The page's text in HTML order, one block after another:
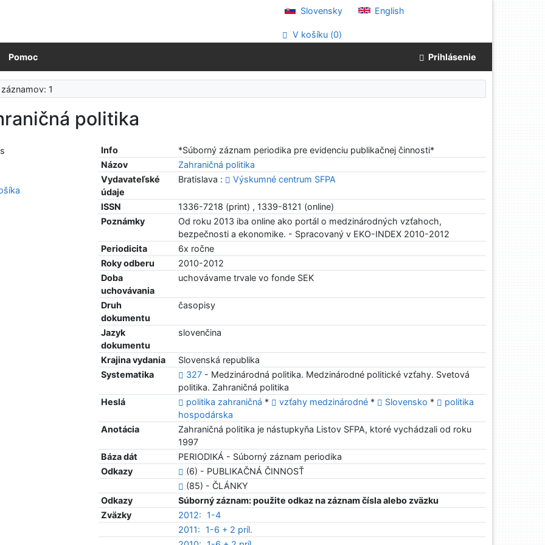
Slovensky English
V košíku (0)
Pomoc Prihlásenie
1
politika
Info
*Súborný záznam periodika pre evidenciu publikačnej činnosti*
Názov
Zahraničná politika
Vydavateľské
údaje
Bratislava : Výskumné centrum SFPA
ISSN
1336-7218 (print) , 1339-8121 (online)
Poznámky
Od roku 2013 iba online ako portál o medzinárodných vzťahoch,
bezpečnosti a ekonomike. - Spracovaný v EKO-INDEX 2010-2012
Periodicita
6x ročne
Roky odberu
2010-2012
Doba
uchovávania
uchovávame trvale vo fonde SEK
Druh
dokumentu
časopisy
Jazyk
dokumentu
slovenčina
Krajina vydania
Slovenská republika
Systematika
327 - Medzinárodná politika. Medzinárodné politické vzťahy. Svetová
politika. Zahraničná politika
Heslá
politika zahraničná * vzťahy medzinárodné * Slovensko *
politika
hospodárska
Anotácia
Zahraničná politika je nástupkyňa Listov SFPA, ktoré vychádzali od roku
1997
Báza dát
PERIODIKÁ - Súborný záznam periodika
Odkazy
(6) - PUBLIKAČNÁ ČINNOSŤ
(85) - ČLÁNKY
Odkazy
Súborný záznam: použite odkaz na záznam čísla alebo zväzku
Zväzky
2012:
1-4
2011:
1-6 + 2 príl.